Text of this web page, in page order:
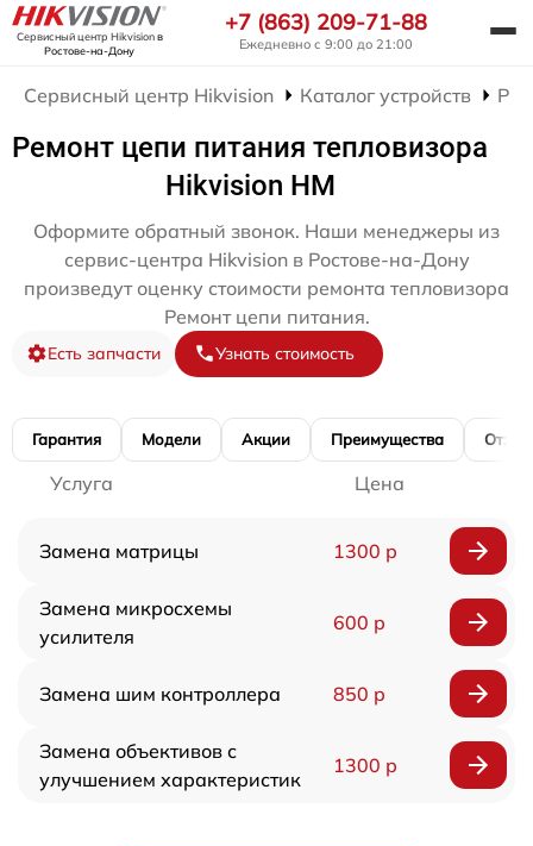
Сервисный центр Hikvisionв
Ростове-на-Дону
+7 (863) 209-71-88
Ежедневно с 9:00 до 21:00
Сервисный центр Hikvision Каталог устройств
Ремонт цепи питания тепловизора
Hikvision HM
Оформите обратный звонок. Наши менеджеры из
сервис-центра Hikvision в Ростове-на-Дону
произведут оценку стоимости ремонта тепловизора
Ремонт цепи питания.
Есть запчасти Узнать стоимость
Гарантия Модели Акции Преимущества
Услуга Цена
Замена матрицы 1300 р
Замена микросхемы
усилителя
600 р
Замена шим контроллера 850 р
Замена объективов с
улучшением характеристик
1300 р